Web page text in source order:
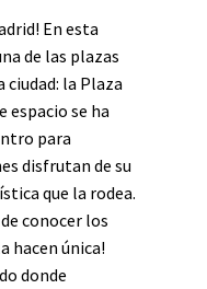
En esta
de las plazas
la Plaza
espacio se ha
para
disfrutan de su
que la rodea.
conocer los
hacen única!
donde